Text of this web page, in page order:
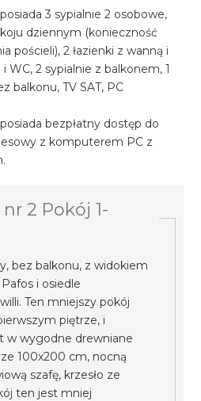
3 sypialnie 2 osobowe,
dziennym (konieczność
pościeli), 2 łazienki z wanną i
WC, 2 sypialnie z balkonem, 1
balkonu, TV SAT, PC
bezpłatny dostęp do
z komputerem PC z
2 Pokój 1-
bez balkonu, z widokiem
i osiedle
Ten mniejszy pokój
piętrze, i
w wygodne drewniane
100x200 cm, nocną
szafę, krzesło ze
ten jest mniej